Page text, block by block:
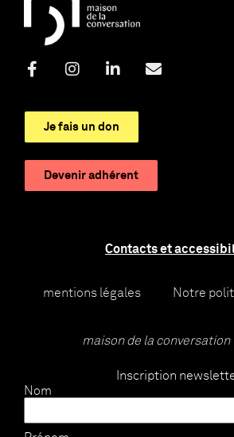
Je fais un don
Devenir adhérent
Contacts et
mentions légales Notre
maison de la
Inscription
Nom